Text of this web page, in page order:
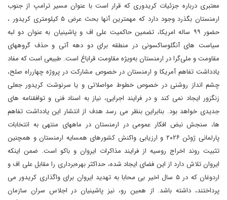
معتبری درباره جزئیات کریدوری که قرار است با عنوان مسیر ترامپ از جنوب
ارمنستان بگذرد وجود دارد که مهمترین آنها بحث عرض ۵ کیلومتری کریدور ،
حضور ۹۹ ساله امریکا، تضمین حاکمیت علی اف و پاشینیان به عنوان دو لبه
سیاست های آنگلوساکسونی در منطقه برای دو دهه آتی و حذف گروههای
مقاومت و ملی‌گرا در ارمنستان به‌ویژه مقاومت قراباغ است. طبیعی است که مفاد
یادداشت تفاهم آمریکا و ارمنستان در خصوص مشارکت در پروژه چهارراه صلح،
چشم انداز روشنی در خصوص خطوط مواصلاتی و یا سرنوشت کریدور جعلی
زنگزور ایجاد نمی کند و در فرایند اجرایی، نیاز به اسناد فنی و توافقنامه های
جدیدی خواهد بود. بنابراین بنظر می رسد هدف از انتشار این یادداشت تفاهم
ها، سنجش نبض افکار عمومی در ارمنستان در ماههای منتهی به انتخابات
پارلمانی ژوئن ۲۰۲۶ و ارزیابی واکنش کشورهای همسایه ارمنستان و همچنین
تثبیت روند اخراج روسیه از فرایند مذاکرات ایروان و باکو است. ضمن اینکه
ایروان تلاش دارد از این فضای ایجاد شده، حداکثر بهره‌برداری را مقابل علی اف و
اردوغان که در ۵ سال اخیر بی محابا به تهدید ایروان برای واگذاری کریدور می
پرداختند، داشته باشد. از همین رو، نیز پاشینیان در اجلاس سران سازمان